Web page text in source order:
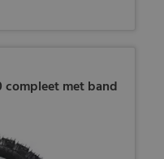
compleet met band